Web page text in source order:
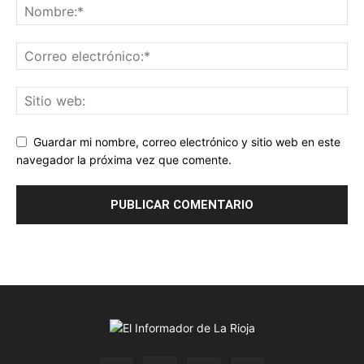
Guardar mi nombre, correo electrónico y sitio web en este
navegador la próxima vez que comente.